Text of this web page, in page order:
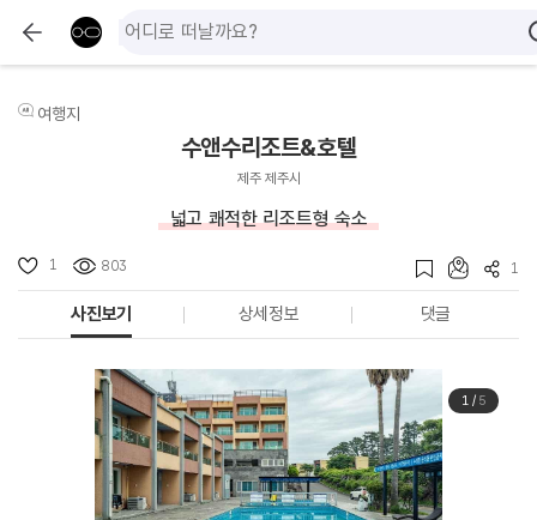
여행지
수앤수리조트&호텔
제주 제주시
넓고 쾌적한 리조트형 숙소
1 803 1
사진보기 상세정보 댓글
1/ 5